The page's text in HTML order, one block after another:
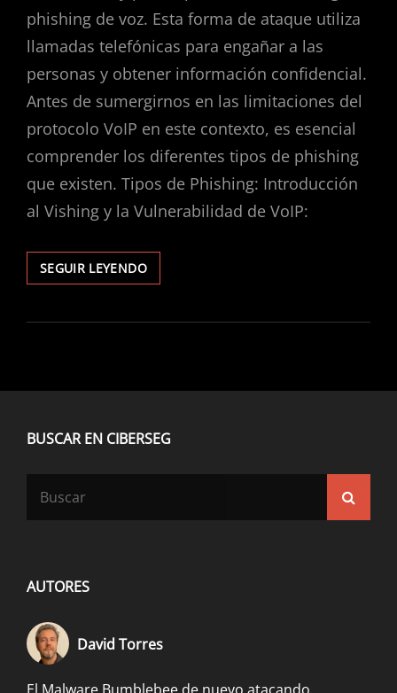
phishing de voz. Esta forma de ataque utiliza
llamadas telefónicas para engañar a las
personas y obtener información confidencial.
Antes de sumergirnos en las limitaciones del
protocolo VoIP en este contexto, es esencial
comprender los diferentes tipos de phishing
que existen. Tipos de Phishing: Introducción
al Vishing y la Vulnerabilidad de VoIP:
SEGUIR LEYENDOVISHING:
LA
DE
VOZ
BUSCAR EN CIBERSEG
AUTORES
David Torres